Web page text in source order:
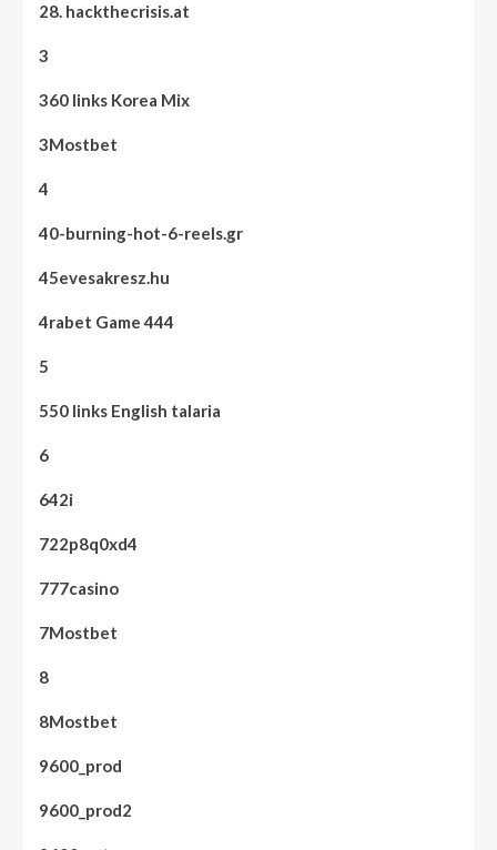
28. hackthecrisis.at
3
360 links Korea Mix
3Mostbet
4
40-burning-hot-6-reels.gr
45evesakresz.hu
4rabet Game 444
5
550 links English talaria
6
642i
722p8q0xd4
777casino
7Mostbet
8
8Mostbet
9600_prod
9600_prod2